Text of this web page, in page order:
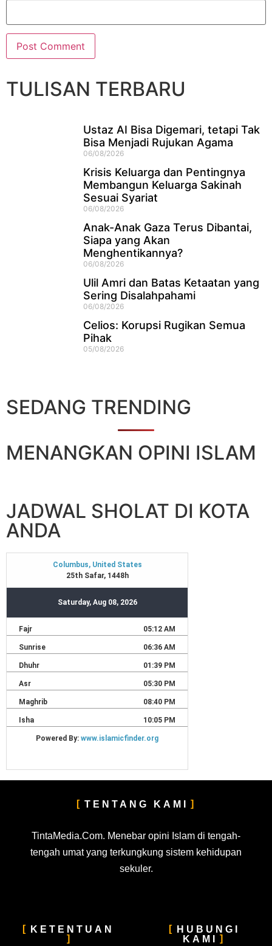
TULISAN TERBARU
Ustaz AI Bisa Digemari, tetapi Tak
Bisa Menjadi Rujukan Agama
06/08/2026
Krisis Keluarga dan Pentingnya
Membangun Keluarga Sakinah
Sesuai Syariat
06/08/2026
Anak-Anak Gaza Terus Dibantai,
Siapa yang Akan
Menghentikannya?
06/08/2026
Ulil Amri dan Batas Ketaatan yang
Sering Disalahpahami
06/08/2026
Celios: Korupsi Rugikan Semua
Pihak
05/08/2026
SEDANG TRENDING
MENANGKAN OPINI ISLAM
JADWAL SHOLAT DI KOTA
ANDA
TENTANG KAMI
TintaMedia.Com. Menebar opini Islam di tengah-
tengah umat yang terkungkung sistem kehidupan
sekuler.
KETENTUAN
HUBUNGI
KAMI